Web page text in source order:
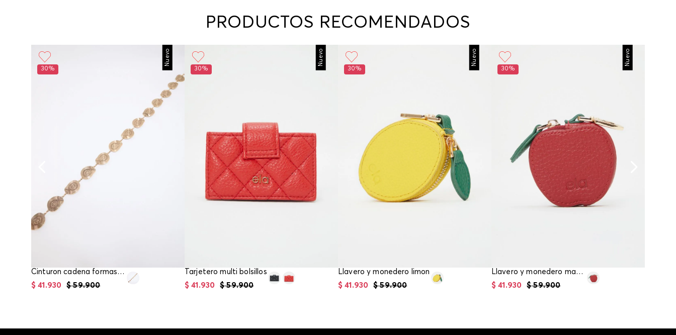
programará la recogida del producto en la dirección
PRODUCTOS RECOMENDADOS
Nuevo
30%
Cinturon cadena formas irregulares
$ 59.900
$ 41 .930
Nuevo
30%
Tarjetero multi bolsillos
$ 59.900
$ 41 .930
Nuevo
30%
Llavero y monedero limon
$ 59.900
$ 41 .930
Nuevo
30%
Llavero y monedero manzana
$ 59.900
$ 41 .930